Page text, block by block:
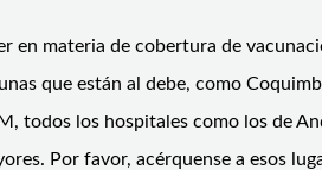
materia de cobertura de
que están al debe, como
todos los hospitales como los de
Por favor, acérquense a esos